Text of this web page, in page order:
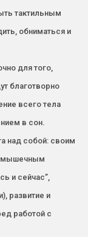
тактильным
обниматься и
для того,
благотворно
всего тела
в сон.
над собой: своим
мышечным
и сейчас”,
развитие и
работой с